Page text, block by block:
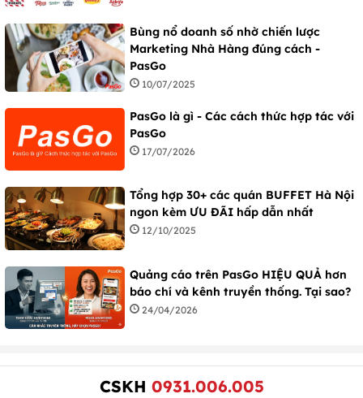
Bùng nổ doanh số nhờ chiến lược
Marketing Nhà Hàng đúng cách -
PasGo
10/07/2025
PasGo là gì - Các cách thức hợp tác với
PasGo
17/07/2026
Tổng hợp 30+ các quán BUFFET Hà Nội
ngon kèm ƯU ĐÃI hấp dẫn nhất
12/10/2025
Quảng cáo trên PasGo HIỆU QUẢ hơn
báo chí và kênh truyền thống. Tại sao?
24/04/2026
CSKH 0931.006.005